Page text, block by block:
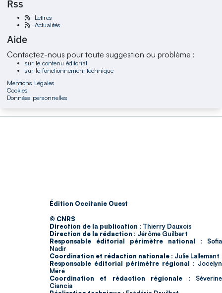
Rss
Lettres
Actualités
Aide
Contactez-nous pour toute suggestion ou problème :
sur le contenu éditorial
sur le fonctionnement technique
Mentions Légales
Cookies
Données personnelles
Édition Occitanie Ouest
© CNRS
Direction de la publication : Thierry Dauxois
Direction de la rédaction : Jérôme Guilbert
Responsable éditorial périmètre national : Sofia
Nadir
Coordination et rédaction nationale : Julie Lallemant
Responsable éditorial périmètre régional : Jocelyn
Méré
Coordination et rédaction régionale : Séverine
Ciancia